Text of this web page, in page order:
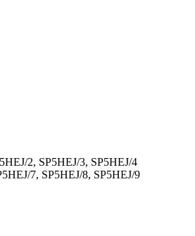
2, SP5HEJ/3, SP5HEJ/4
7, SP5HEJ/8, SP5HEJ/9